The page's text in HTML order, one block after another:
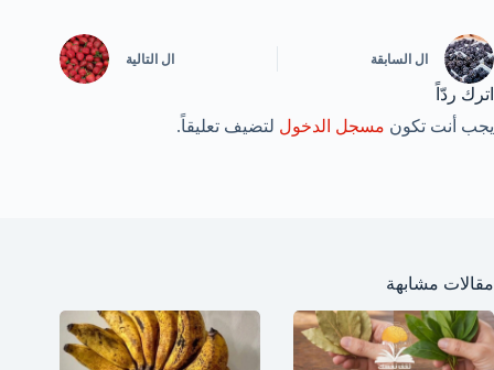
ال السابقة ال التالية
اترك ردّاً
يجب أنت تكون مسجل الدخول لتضيف تعليقاً.
مقالات مشابهة